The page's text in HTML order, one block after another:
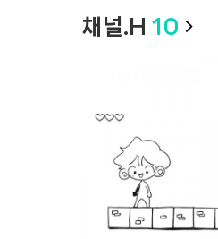
채널.H 10